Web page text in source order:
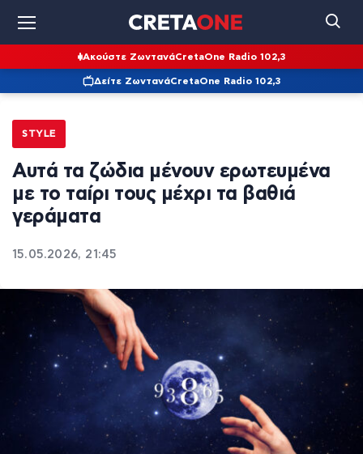
Ακούστε ΖωντανάCretaOne Radio 102,3
Δείτε ΖωντανάCretaOne Radio 102,3
STYLE
Αυτά τα ζώδια μένουν ερωτευμένα
με το ταίρι τους μέχρι τα βαθιά
γεράματα
15.05.2026, 21:45